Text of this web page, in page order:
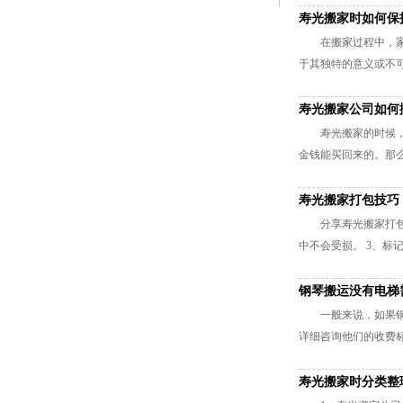
寿光搬家时如何
在搬家过程中，
于其独特的意义或不
寿光搬家公司如
寿光搬家的时候
金钱能买回来的。那
寿光搬家打包技巧
分享寿光搬家打
中不会受损。‌ 3、标
钢琴搬运没有电
一般来说，如果
详细咨询他们的收费
寿光搬家时分类